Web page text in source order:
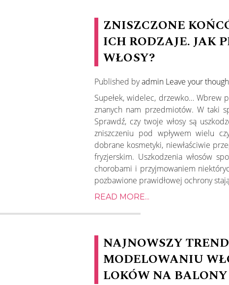
ZNISZCZONE
ICH RODZAJE. JAK
WŁOSY?
Published byadmin Leave your
Supełek, widelec, drzewko… Wbrew
znanych nam przedmiotów. W taki
Sprawdź, czy twoje włosy są
zniszczeniu pod wpływem wielu
dobrane kosmetyki, niewłaściwie
fryzjerskim. Uszkodzenia włosów
chorobami i przyjmowaniem
pozbawione prawidłowej ochrony
READ MORE...
NAJNOWSZY
MODELOWANIU
LOKÓW NA BALONY